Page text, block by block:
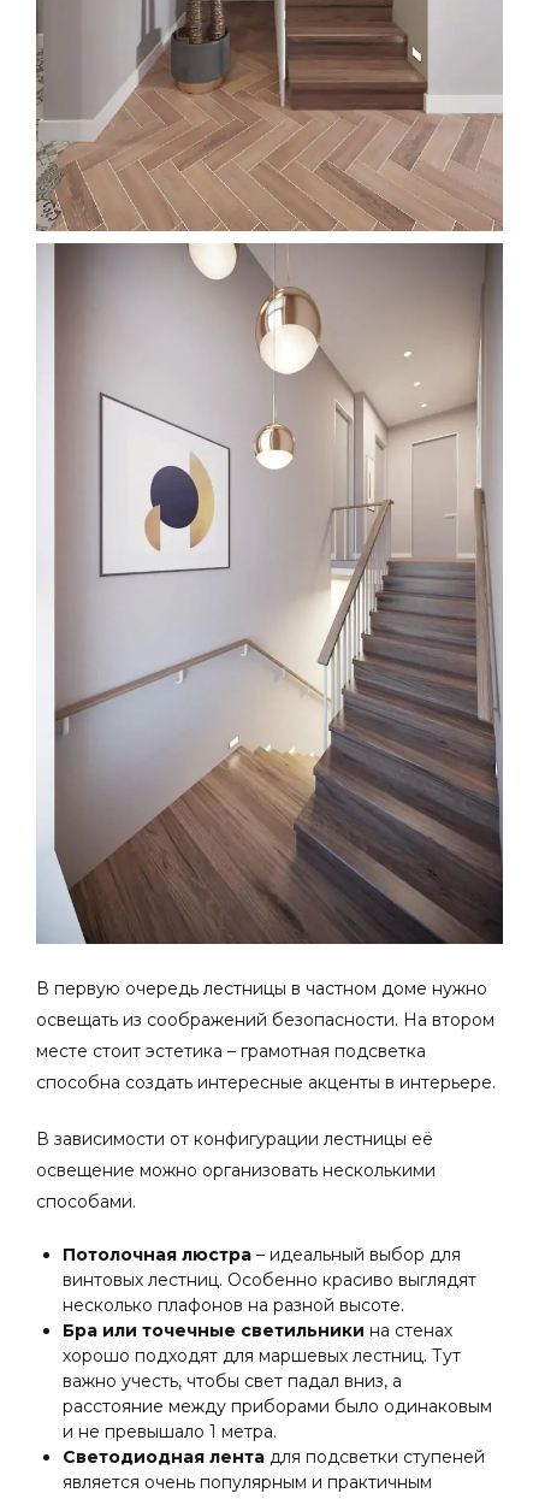
В первую очередь лестницы в частном доме нужно
освещать из соображений безопасности. На втором
месте стоит эстетика – грамотная подсветка
способна создать интересные акценты в интерьере.
В зависимости от конфигурации лестницы её
освещение можно организовать несколькими
способами.
Потолочная люстра – идеальный выбор для
винтовых лестниц. Особенно красиво выглядят
несколько плафонов на разной высоте.
Бра или точечные светильники на стенах
хорошо подходят для маршевых лестниц. Тут
важно учесть, чтобы свет падал вниз, а
расстояние между приборами было одинаковым
и не превышало 1 метра.
Светодиодная лента для подсветки ступеней
является очень популярным и практичным